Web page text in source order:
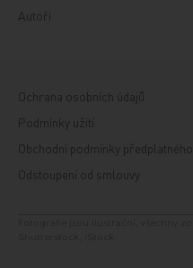
Autoři
Ochrana osobních údajů
Podmínky užití
Obchodní podmínky předplatného
Odstoupení od smlouvy